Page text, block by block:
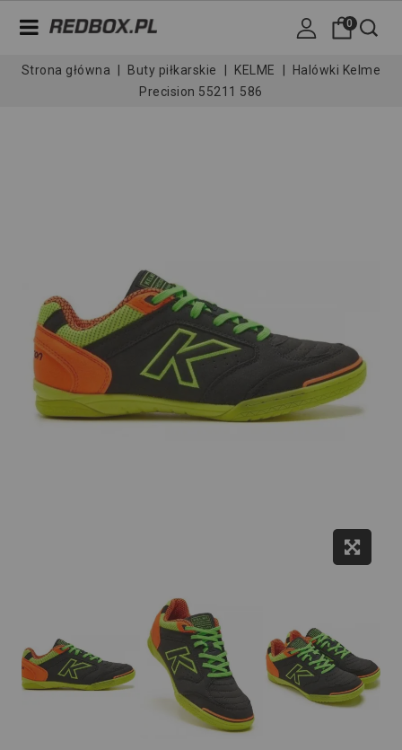
0
Strona główna Buty piłkarskie KELME
Halówki Kelme
Precision 55211 586